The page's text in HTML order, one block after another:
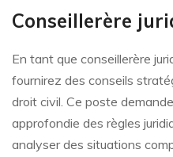
Conseillerère
En tant que conseillerère
fournirez des conseils
droit civil. Ce poste
approfondie des règles
analyser des situations